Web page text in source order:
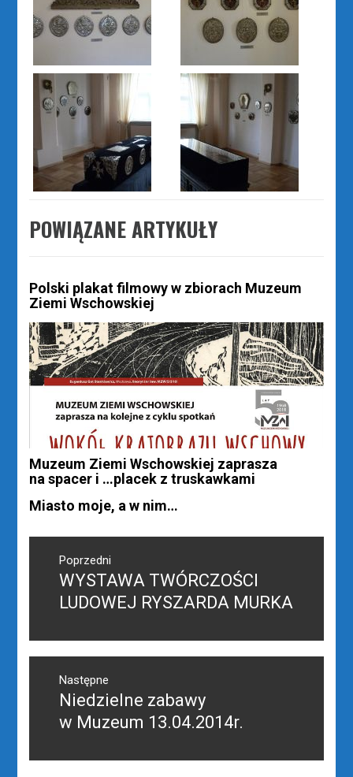
POWIĄZANE ARTYKUŁY
Polski plakat filmowy w zbiorach Muzeum
Ziemi Wschowskiej
Muzeum Ziemi Wschowskiej zaprasza
na spacer i …placek z truskawkami
Miasto moje, a w nim…
Nawigacja
wpisuPoprzedni
Poprzedni
wpis:
WYSTAWA TWÓRCZOŚCI
LUDOWEJ RYSZARDA MURKA
Następne
Następny
post:
Niedzielne zabawy
w Muzeum 13.04.2014r.